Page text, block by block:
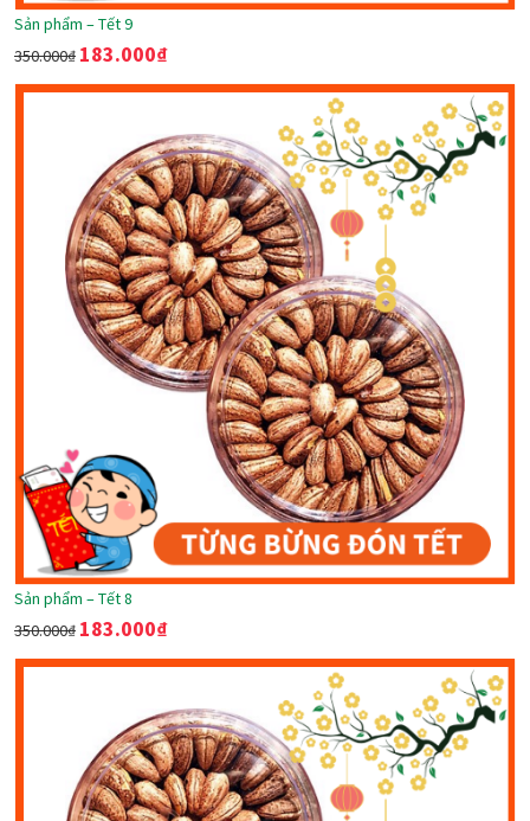
Sản phẩm – Tết 9
350.000₫ 183.000₫
Sản phẩm – Tết 8
350.000₫ 183.000₫